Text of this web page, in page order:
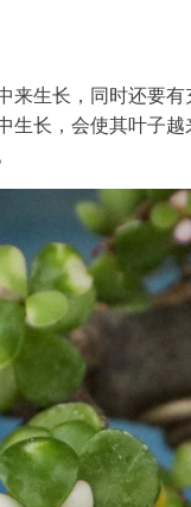
来生长，同时还要
生长，会使其叶子